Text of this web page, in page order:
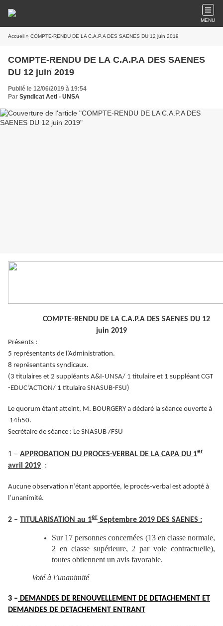
MENU
Accueil » COMPTE-RENDU DE LA C.A.P.A DES SAENES DU 12 juin 2019
COMPTE-RENDU DE LA C.A.P.A DES SAENES
DU 12 juin 2019
Publié le 12/06/2019 à 19:54
Par Syndicat AetI - UNSA
COMPTE-RENDU DE LA C.A.P.A DES SAENES DU 12
juin 2019
Présents :
5 représentants de l’Administration.
8 représentants syndicaux.
(3 titulaires et 2 suppléants A&I-UNSA/ 1 titulaire et 1 suppléant CGT
-EDUC’ACTION/ 1 titulaire SNASUB-FSU)
Le quorum étant atteint, M. BOURGERY a déclaré la séance ouverte à
14h50.
Secrétaire de séance : Le SNASUB /FSU
1 – APPROBATION DU PROCES-VERBAL DE LA CAPA DU 1er
avril 2019 :
Aucune observation n’étant apportée, le procès-verbal est adopté à
l’unanimité.
2 – TITULARISATION au 1er Septembre 2019 DES SAENES :
Sur 17 personnes concernées (13 en classe normale,
2 en classe supérieure, 2 par voie contractuelle),
toutes obtiennent un avis favorable.
Voté à l’unanimité
3 – DEMANDES DE RENOUVELLEMENT DE DETACHEMENT ET
DEMANDES DE DETACHEMENT ENTRANT